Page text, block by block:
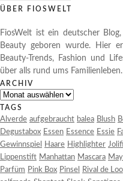
ÜBER FIOSWELT
FiosWelt ist ein deutscher
Beauty geboren wurde. Hier
Beauty-Trends, Fashion und
über alls rund ums Familienleben.
ARCHIV
Archiv
TAGS
Alverde aufgebraucht balea Blush
Degustabox Essen Essence Essie
Gewinnspiel
Haare Highlighter
Lippenstift Manhattan Mascara
Parfüm Pink Box Pinsel Rival de